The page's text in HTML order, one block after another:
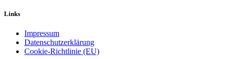
Links
Impressum
Datenschutzerklärung
Cookie-Richtlinie (EU)